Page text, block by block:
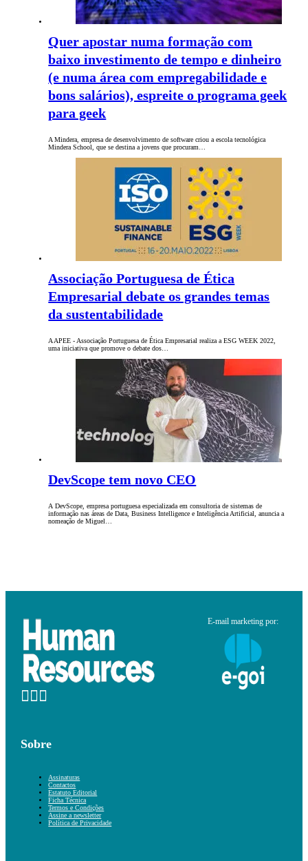
Quer apostar numa formação com
baixo investimento de tempo e dinheiro
(e numa área com empregabilidade e
bons salários), espreite o programa geek
para geek
A Mindera, empresa de desenvolvimento de software criou a escola tecnológica
Mindera School, que se destina a jovens que procuram…
Associação Portuguesa de Ética
Empresarial debate os grandes temas
da sustentabilidade
A APEE - Associação Portuguesa de Ética Empresarial realiza a ESG WEEK 2022,
uma iniciativa que promove o debate dos…
DevScope tem novo CEO
A DevScope, empresa portuguesa especializada em consultoria de sistemas de
informação nas áreas de Data, Business Intelligence e Inteligência Artificial, anuncia a
nomeação de Miguel…
E-mail marketing por:
Sobre
Assinaturas
Contactos
Estatuto Editorial
Ficha Técnica
Termos e Condições
Assine a newsletter
Política de Privacidade